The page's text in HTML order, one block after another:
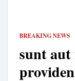
BREAKING NEWS
sunt aut